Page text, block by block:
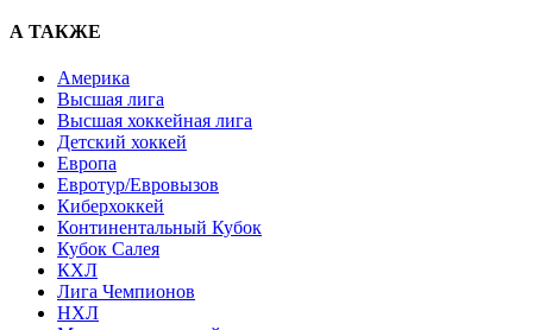
А ТАКЖЕ
Америка
Высшая лига
Высшая хоккейная лига
Детский хоккей
Европа
Евротур/Евровызов
Киберхоккей
Континентальный Кубок
Кубок Салея
КХЛ
Лига Чемпионов
НХЛ